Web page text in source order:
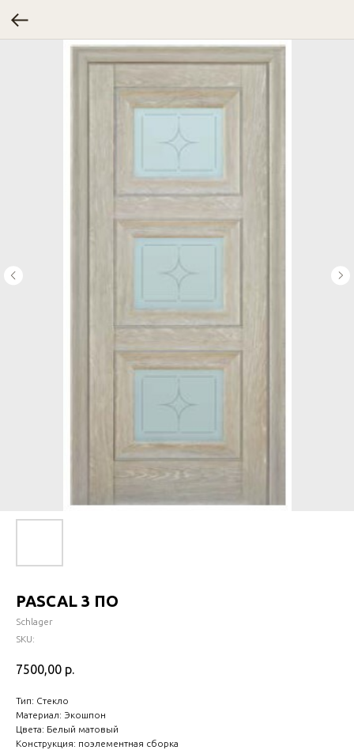
PASCAL 3 ПО
Schlager
SKU:
7500,00 р.
Тип: Стекло
Материал: Экошпон
Цвета: Белый матовый
Конструкция: поэлементная сборка